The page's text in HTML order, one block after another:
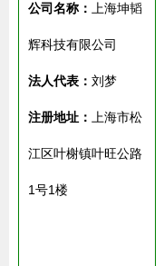
公司名称： 上海坤韬
辉科技有限公司
法人代表： 刘梦
注册地址： 上海市松
江区叶榭镇叶旺公路
1号1楼